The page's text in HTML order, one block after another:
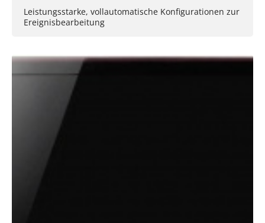
Leistungsstarke, vollautomatische Konfigurationen zur
Ereignisbearbeitung